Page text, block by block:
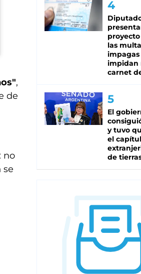
,
de
no
se
las
impagas
impidan
carnet
El
y tuvo
el
de